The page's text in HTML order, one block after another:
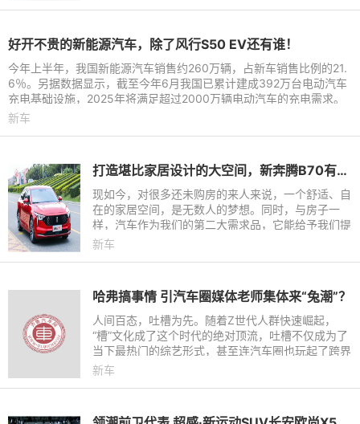
好开不贵的新能源汽车，除了风行S50 EV还有谁！
今年上半年，我国新能源汽车销售约260万辆，占新车销售比例的21.
6％。另据数据显示，截至今年6月我国已累计建成392万台电动汽车
充电基础设施，2025年将满足超过2000万辆电动汽车的充电需求。
新能源时代大幕已经拉开，
新车
打造堪比家居设计的大空间，新奔腾B70有多项秘诀
现如今，对很多还未购房的来人来说，一个舒适、自
在的家居空间，是无数人的梦想。同时，与房子一
样，汽车作为我们的第二大需求品，它能给予我们提
供的私人空间，则是另一个庇护所，相当于我们的
新车
哈弗搞事情 引汽车圈媒体老师集体来“兔潮”？
人间百态，吐槽为先。随着Z世代人群快速崛起，
“槽”文化成了这个时代的绝对顶流，吐槽不仅成为了
当下最热门的综艺形式，甚至连汽车圈也玩起了跨界
吐槽。3月11日，哈弗赤兔“兔潮大会”暨静态品鉴会
新车